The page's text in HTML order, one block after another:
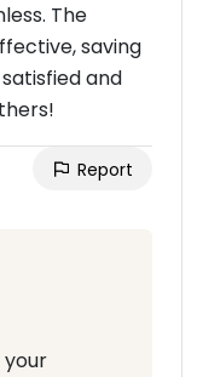
The
saving
and
Report
your